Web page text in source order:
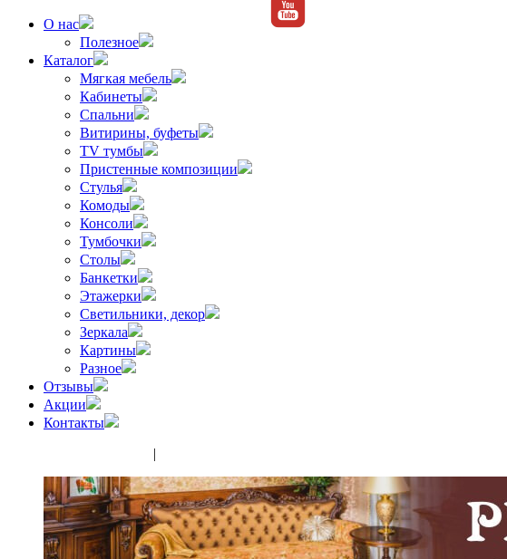
О нас
Полезное
Каталог
Мягкая мебель
Кабинеты
Спальни
Витирины, буфеты
TV тумбы
Пристенные композиции
Стулья
Комоды
Консоли
Тумбочки
Столы
Банкетки
Этажерки
Светильники, декор
Зеркала
Картины
Разное
Отзывы
Акции
Контакты
|